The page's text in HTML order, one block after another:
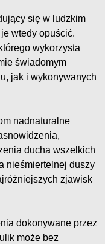
się w ludzkim
wtedy opuścić.
wykorzysta
świadomym
jak i wykonywanych
nadnaturalne
ducha wszelkich
nieśmiertelnej duszy
zjawisk
dokonywane przez
może bez